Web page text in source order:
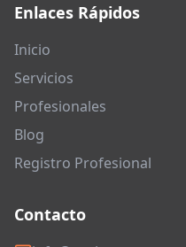
Enlaces Rápidos
Inicio
Servicios
Profesionales
Blog
Registro Profesional
Contacto